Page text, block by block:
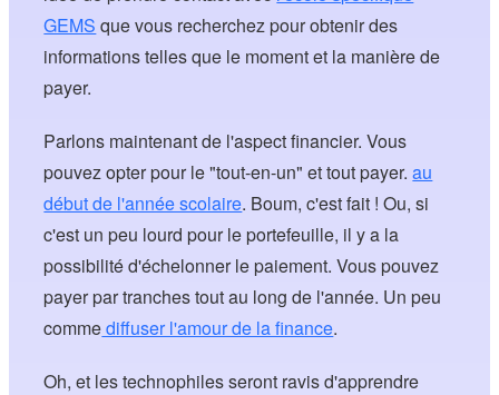
GEMS que vous recherchez pour obtenir des
informations telles que le moment et la manière de
payer.
Parlons maintenant de l'aspect financier. Vous
pouvez opter pour le "tout-en-un" et tout payer.au
début de l'année scolaire. Boum, c'est fait ! Ou, si
c'est un peu lourd pour le portefeuille, il y a la
possibilité d'échelonner le paiement. Vous pouvez
payer par tranches tout au long de l'année. Un peu
commediffuser l'amour de la finance.
Oh, et les technophiles seront ravis d'apprendre